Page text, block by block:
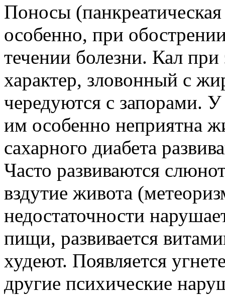
Поносы
особенно, при
течении болезни. Кал
характер, зловонный с
чередуются с запорами.
им особенно неприятна
сахарного диабета
Часто развиваются
вздутие живота
недостаточности
пищи, развивается
худеют. Появляется
другие психические